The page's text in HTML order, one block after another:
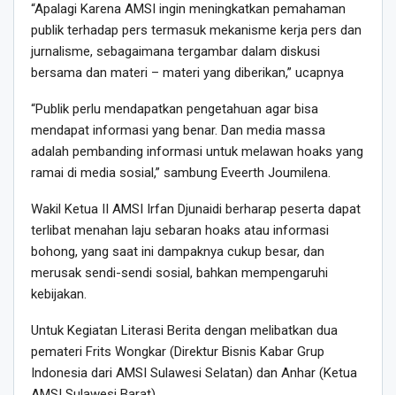
“Apalagi Karena AMSI ingin meningkatkan pemahaman
publik terhadap pers termasuk mekanisme kerja pers dan
jurnalisme, sebagaimana tergambar dalam diskusi
bersama dan materi – materi yang diberikan,” ucapnya
“Publik perlu mendapatkan pengetahuan agar bisa
mendapat informasi yang benar. Dan media massa
adalah pembanding informasi untuk melawan hoaks yang
ramai di media sosial,” sambung Eveerth Joumilena.
Wakil Ketua II AMSI Irfan Djunaidi berharap peserta dapat
terlibat menahan laju sebaran hoaks atau informasi
bohong, yang saat ini dampaknya cukup besar, dan
merusak sendi-sendi sosial, bahkan mempengaruhi
kebijakan.
Untuk Kegiatan Literasi Berita dengan melibatkan dua
pemateri Frits Wongkar (Direktur Bisnis Kabar Grup
Indonesia dari AMSI Sulawesi Selatan) dan Anhar (Ketua